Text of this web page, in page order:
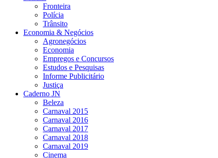
Fronteira
Polícia
Trânsito
Economia & Negócios
Agronegócios
Economia
Empregos e Concursos
Estudos e Pesquisas
Informe Publicitário
Justiça
Caderno JN
Beleza
Carnaval 2015
Carnaval 2016
Carnaval 2017
Carnaval 2018
Carnaval 2019
Cinema